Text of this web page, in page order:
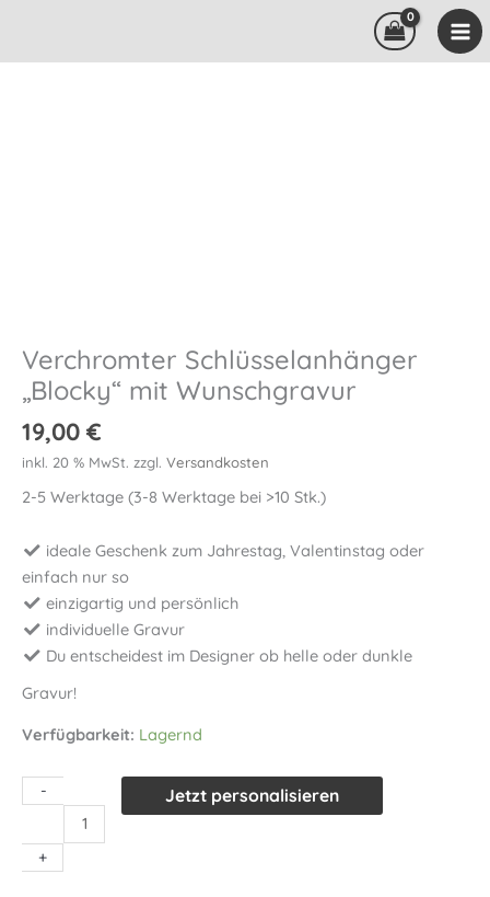
springen
Verchromter Schlüsselanhänger
„Blocky“ mit Wunschgravur
19,00 €
inkl. 20 % MwSt. zzgl. Versandkosten
2-5 Werktage (3-8 Werktage bei >10 Stk.)
ideale Geschenk zum Jahrestag, Valentinstag oder
einfach nur so
einzigartig und persönlich
individuelle Gravur
Du entscheidest im Designer ob helle oder dunkle
Gravur!
Verfügbarkeit: Lagernd
-
Verchromter
Schlüsselanhänger
"Blocky"
+
Jetzt personalisieren